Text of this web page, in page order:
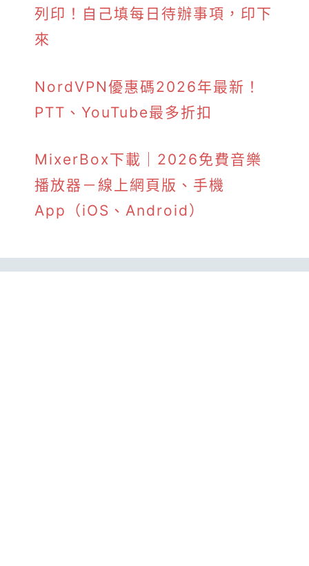
列印！自己填每日待辦事項，印下
來
NordVPN優惠碼2026年最新！
PTT、YouTube最多折扣
MixerBox下載｜2026免費音樂
播放器－線上網頁版、手機
App（iOS、Android）